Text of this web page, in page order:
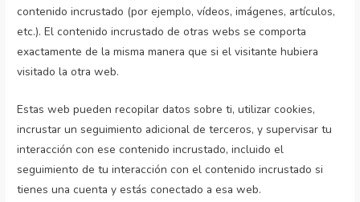
contenido incrustado (por ejemplo, vídeos, imágenes, artículos,
etc.). El contenido incrustado de otras webs se comporta
exactamente de la misma manera que si el visitante hubiera
visitado la otra web.
Estas web pueden recopilar datos sobre ti, utilizar cookies,
incrustar un seguimiento adicional de terceros, y supervisar tu
interacción con ese contenido incrustado, incluido el
seguimiento de tu interacción con el contenido incrustado si
tienes una cuenta y estás conectado a esa web.